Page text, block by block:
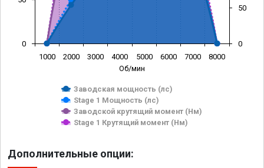
Об/мин
Заводская мощность (лс)
Stage 1 Мощность (лс)
Заводской крутящий момент (Нм)
Stage 1 Крутящий момент (Нм)
1000 2000 3000 4000 5000 6000 7000 8000
0 0
50
Дополнительные опции: